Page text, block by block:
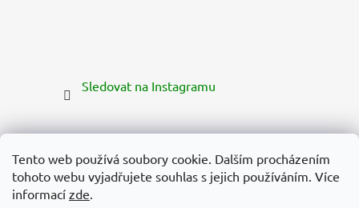
Tento web používá soubory cookie. Dalším procházením
tohoto webu vyjadřujete souhlas s jejich používáním. Více
informací zde.
Sledovat na Instagramu